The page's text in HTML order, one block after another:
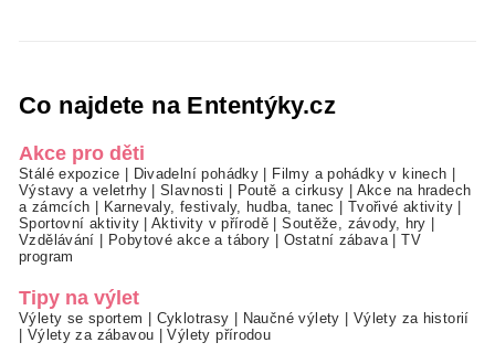
Co najdete na Ententýky.cz
Akce pro děti
Stálé expozice Divadelní pohádky Filmy a pohádky v kinech
Výstavy a veletrhy|Slavnosti Poutě a cirkusy
Akce na hradech
a zámcích
Karnevaly, festivaly, hudba, tanec Tvořivé aktivity
Sportovní aktivity|Aktivity v přírodě |Soutěže, závody, hry
Vzdělávání
Pobytové akce a tábory Ostatní zábava|TV
program
Tipy na výlet
Výlety se sportem Cyklotrasy Naučné výlety
Výlety za historií
Výlety za zábavou |Výlety přírodou